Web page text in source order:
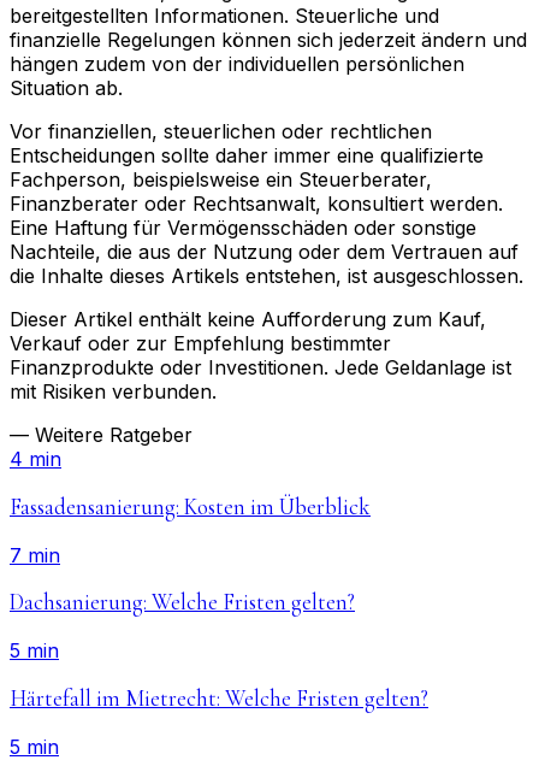
bereitgestellten Informationen. Steuerliche und
finanzielle Regelungen können sich jederzeit ändern und
hängen zudem von der individuellen persönlichen
Situation ab.
Vor finanziellen, steuerlichen oder rechtlichen
Entscheidungen sollte daher immer eine qualifizierte
Fachperson, beispielsweise ein Steuerberater,
Finanzberater oder Rechtsanwalt, konsultiert werden.
Eine Haftung für Vermögensschäden oder sonstige
Nachteile, die aus der Nutzung oder dem Vertrauen auf
die Inhalte dieses Artikels entstehen, ist ausgeschlossen.
Dieser Artikel enthält keine Aufforderung zum Kauf,
Verkauf oder zur Empfehlung bestimmter
Finanzprodukte oder Investitionen. Jede Geldanlage ist
mit Risiken verbunden.
— Weitere Ratgeber
4 min
Fassadensanierung: Kosten im Überblick
7 min
Dachsanierung: Welche Fristen gelten?
5 min
Härtefall im Mietrecht: Welche Fristen gelten?
5 min